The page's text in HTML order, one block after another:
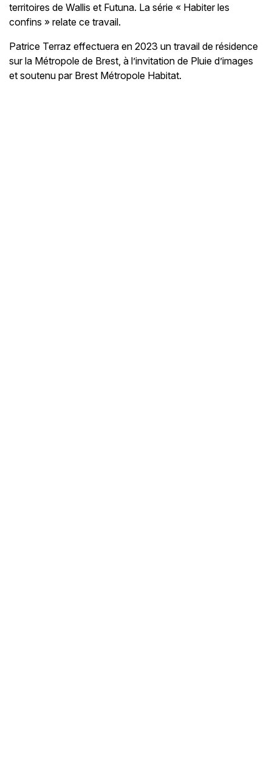
territoires de Wallis et Futuna. La série « Habiter les
confins » relate ce travail.
Patrice Terraz effectuera en 2023 un travail de résidence
sur la Métropole de Brest, à l’invitation de Pluie d’images
et soutenu par Brest Métropole Habitat.